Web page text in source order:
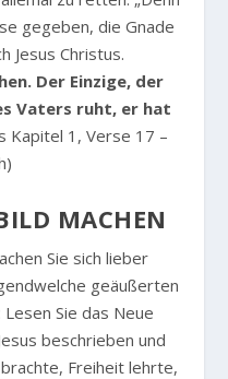
gegeben, die Gnade
Jesus Christus.
Der Einzige, der
Vaters ruht, er hat
Kapitel 1, Verse 17 –
MACHEN
Sie sich lieber
geäußerten
Sie das Neue
beschrieben und
Freiheit lehrte,